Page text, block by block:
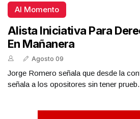
Al Momento
Alista Iniciativa Para
En Mañanera
Agosto 09
Jorge Romero señala que desde la
señala a los opositores sin tener